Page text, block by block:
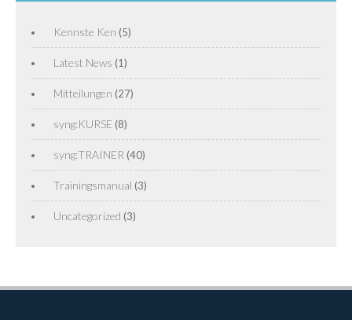
Kennste Ken (5)
Latest News (1)
Mitteilungen (27)
syng:KURSE (8)
syng:TRAINER (40)
Trainingsmanual (3)
Uncategorized (3)